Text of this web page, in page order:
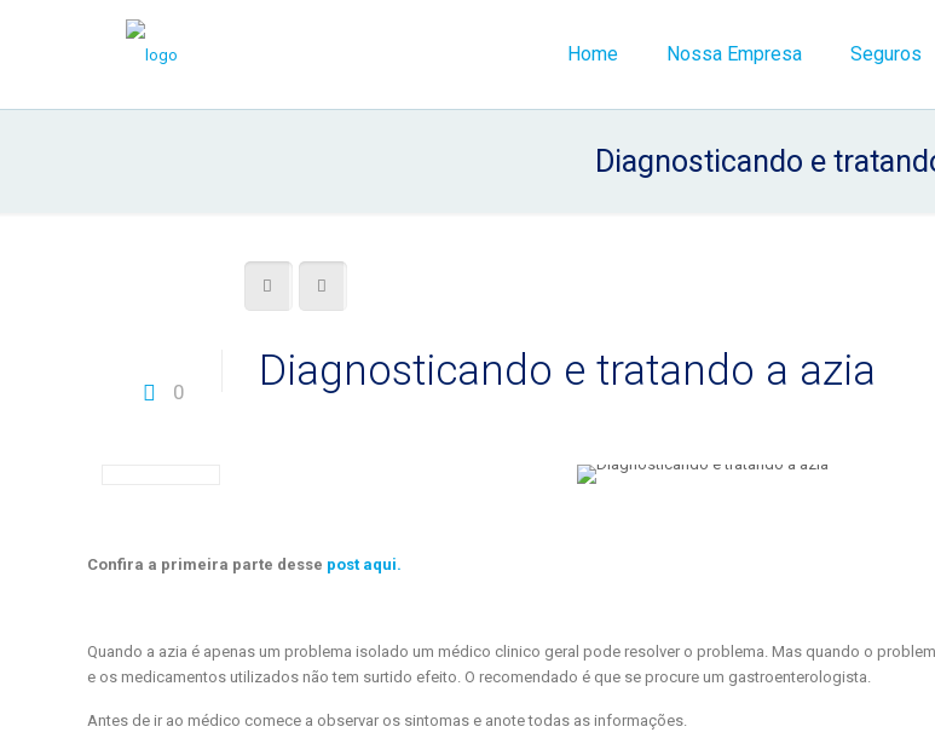
Home Nossa Empresa Seguros
Diagnosticando e
0 Diagnosticando e tratando a azia
Confira a primeira parte desse post aqui.
Quando a azia é apenas um problema isolado um médico clinico geral pode resolver o problema. Mas quando o
e os medicamentos utilizados não tem surtido efeito. O recomendado é que se procure um gastroenterologista.
Antes de ir ao médico comece a observar os sintomas e anote todas as informações.